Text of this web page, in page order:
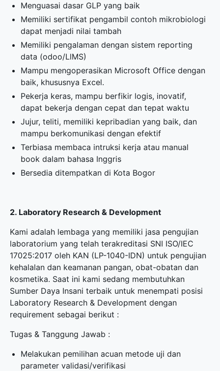
Menguasai dasar GLP yang baik
Memiliki sertifikat pengambil contoh mikrobiologi
dapat menjadi nilai tambah
Memiliki pengalaman dengan sistem reporting
data (odoo/LlMS)
Mampu mengoperasikan Microsoft Office dengan
baik, khususnya Excel.
Pekerja keras, mampu berfikir logis, inovatif,
dapat bekerja dengan cepat dan tepat waktu
Jujur, teliti, memiliki kepribadian yang baik, dan
mampu berkomunikasi dengan efektif
Terbiasa membaca intruksi kerja atau manual
book dalam bahasa Inggris
Bersedia ditempatkan di Kota Bogor
2. Laboratory Research & Development
Kami adalah lembaga yang memiliki jasa pengujian
laboratorium yang telah terakreditasi SNI ISO/IEC
17025:2017 oleh KAN (LP-1040-IDN) untuk pengujian
kehalalan dan keamanan pangan, obat-obatan dan
kosmetika. Saat ini kami sedang membutuhkan
Sumber Daya Insani terbaik untuk menempati posisi
Laboratory Research & Development dengan
requirement sebagai berikut :
Tugas & Tanggung Jawab :
Melakukan pemilihan acuan metode uji dan
parameter validasi/verifikasi